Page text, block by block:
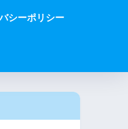
シーポリシー